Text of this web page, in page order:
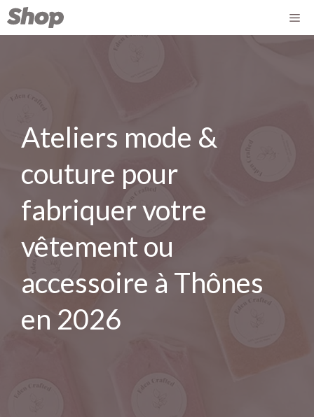
Ateliers mode &
couture pour
fabriquer votre
vêtement ou
accessoire à Thônes
en 2026